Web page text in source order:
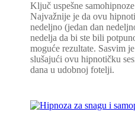
Ključ uspešne
Najvažnije je da ovu
nedeljno (jedan dan
nedelja da bi ste bili
moguće rezultate. Sasvim
slušajući ovu hipnotičku
dana u udobnoj fotelji.